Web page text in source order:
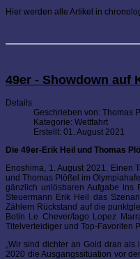
Hier werden alle Artikel in
49er - Showdown auf
Details
Geschrieben von: Thomas
Kategorie: Wettfahrt
Erstellt: 01. August 2021
Die 49er-Erik Heil und Thomas
Enoshima, 1. August 2021. Einen
und Thomas Plößel im
gänzlich unlösbaren Aufgabe ins
Steuermann Erik Heil das
Zählern Rückstand auf die
Botin Le Chever/Iago Lopez
Titelverteidiger und Top-Favoriten
„Wir sind dichter an Gold dran
2020 die Ausgangssituation vor